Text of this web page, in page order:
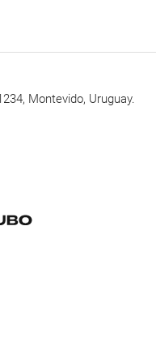
Montevido, Uruguay.